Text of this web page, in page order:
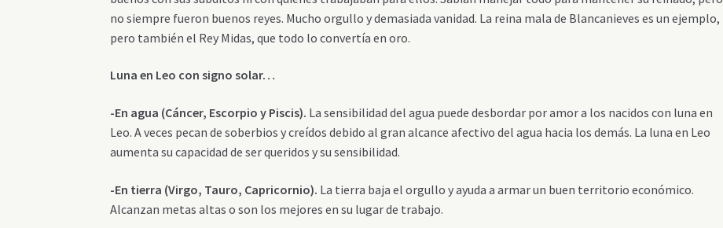
no siempre fueron buenos reyes. Mucho orgullo y demasiada vanidad. La reina mala de Blancanieves es un ejemplo,
pero también el Rey Midas, que todo lo convertía en oro.
Luna en Leo con signo solar…
-En agua (Cáncer, Escorpio y Piscis). La sensibilidad del agua puede desbordar por amor a los nacidos con luna en
Leo. A veces pecan de soberbios y creídos debido al gran alcance afectivo del agua hacia los demás. La luna en Leo
aumenta su capacidad de ser queridos y su sensibilidad.
-En tierra (Virgo, Tauro, Capricornio). La tierra baja el orgullo y ayuda a armar un buen territorio económico.
Alcanzan metas altas o son los mejores en su lugar de trabajo.